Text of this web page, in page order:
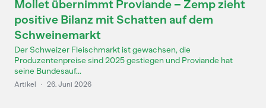
Mollet übernimmt Proviande – Zemp zieht
positive Bilanz mit Schatten auf dem
Schweinemarkt
Der Schweizer Fleischmarkt ist gewachsen, die
Produzentenpreise sind 2025 gestiegen und Proviande hat
seine Bundesauf...
Artikel · 26. Juni 2026